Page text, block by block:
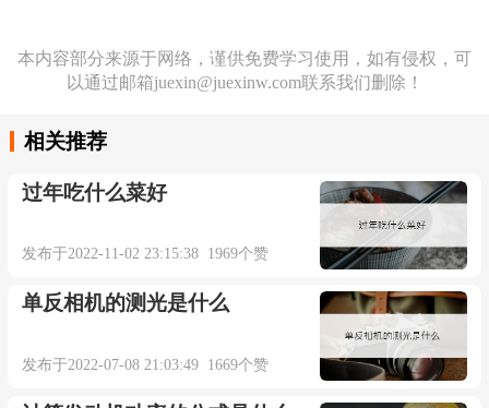
本内容部分来源于网络，谨供免费学习使用，如有侵权，可
以通过邮箱juexin@juexinw.com联系我们删除！
相关推荐
过年吃什么菜好
发布于2022-11-02 23:15:38 1969个赞
单反相机的测光是什么
发布于2022-07-08 21:03:49 1669个赞